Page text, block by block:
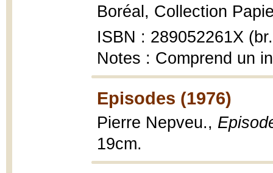
Boréal, Collection
ISBN : 289052261X
Notes : Comprend un
Episodes (1976)
Pierre Nepveu.,
19cm.